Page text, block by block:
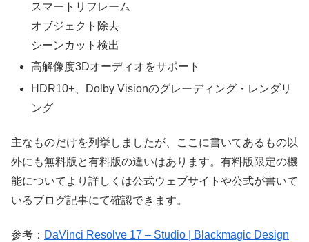
スマートリフレーム
オブジェクト除去
シーンカット検出
高解像度3Dオーディオをサポート
HDR10+、Dolby Visionのグレーディング・レンダリ
ング
主なものだけを列挙しましたが、ここに書いてあるもの以
外にも無料版と有料版の違いはあります。有料版限定の機
能についてより詳しくは公式ウェブサイトや公式が書いて
いるブログ記事にて確認できます。
参考： DaVinci Resolve 17 – Studio | Blackmagic Design